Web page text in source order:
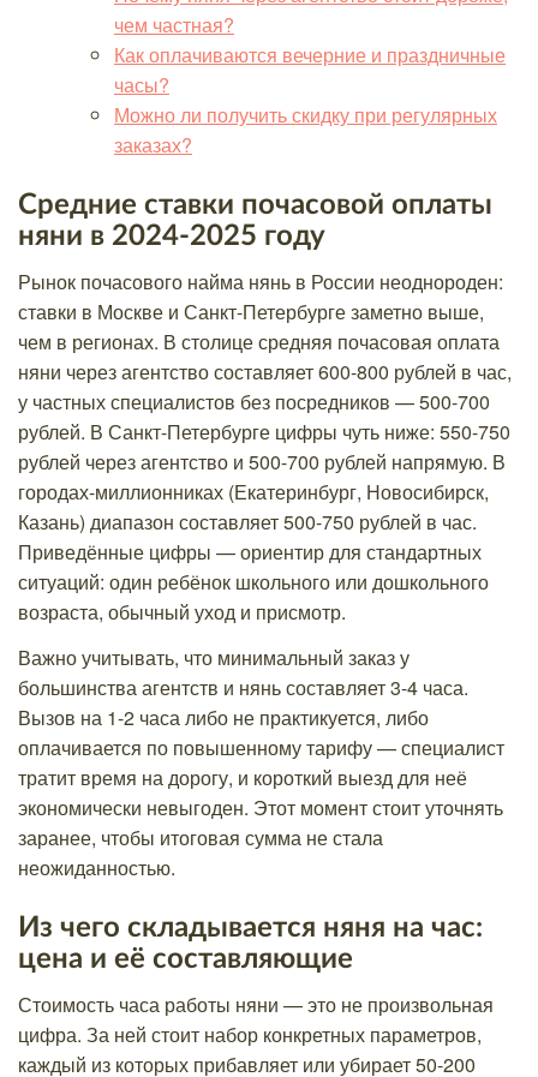
чем частная?
Как оплачиваются вечерние и праздничные
часы?
Можно ли получить скидку при регулярных
заказах?
Средние ставки почасовой оплаты
няни в 2024-2025 году
Рынок почасового найма нянь в России неоднороден:
ставки в Москве и Санкт-Петербурге заметно выше,
чем в регионах. В столице средняя почасовая оплата
няни через агентство составляет 600-800 рублей в час,
у частных специалистов без посредников — 500-700
рублей. В Санкт-Петербурге цифры чуть ниже: 550-750
рублей через агентство и 500-700 рублей напрямую. В
городах-миллионниках (Екатеринбург, Новосибирск,
Казань) диапазон составляет 500-750 рублей в час.
Приведённые цифры — ориентир для стандартных
ситуаций: один ребёнок школьного или дошкольного
возраста, обычный уход и присмотр.
Важно учитывать, что минимальный заказ у
большинства агентств и нянь составляет 3-4 часа.
Вызов на 1-2 часа либо не практикуется, либо
оплачивается по повышенному тарифу — специалист
тратит время на дорогу, и короткий выезд для неё
экономически невыгоден. Этот момент стоит уточнять
заранее, чтобы итоговая сумма не стала
неожиданностью.
Из чего складывается няня на час:
цена и её составляющие
Стоимость часа работы няни — это не произвольная
цифра. За ней стоит набор конкретных параметров,
каждый из которых прибавляет или убирает 50-200